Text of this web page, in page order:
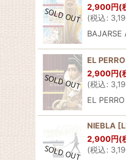
並び順:
2,900円(
(税込:
EL
2,900円(
(税込:
EL
NIEBLA [
2,900円 (
(税込: